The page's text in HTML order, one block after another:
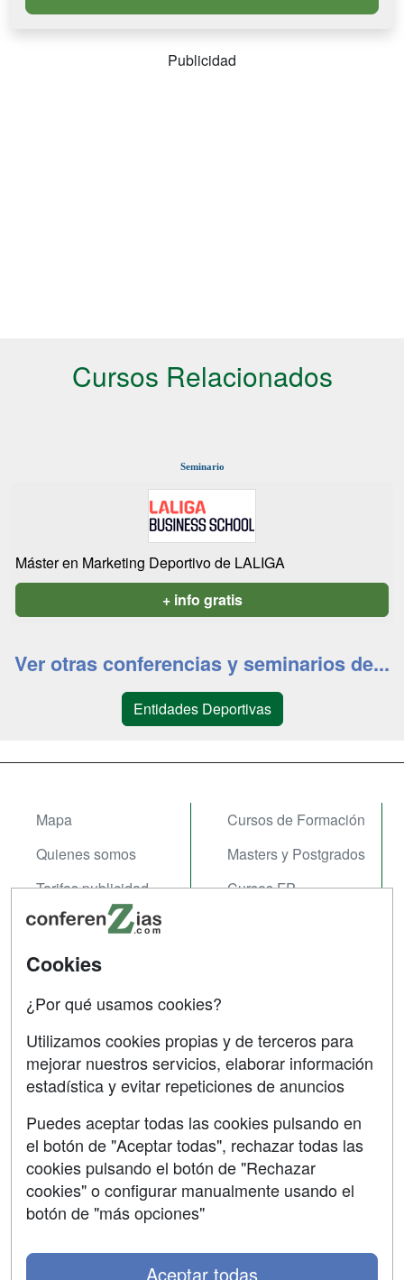
Publicidad
Cursos Relacionados
Seminario
Máster en Marketing Deportivo de LALIGA
+ info gratis
Ver otras conferencias y seminarios de...
Entidades Deportivas
Mapa
Quienes somos
Tarifas publicidad
Acceso Usuarios
Acceso Centros
Cursos de Formación
Masters y Postgrados
Cursos FP
Contactar
Confidencialidad
Aviso legal
Copyleft
Cookies
¿Por qué usamos cookies?
Utilizamos cookies propias y de terceros para
mejorar nuestros servicios, elaborar información
estadística y evitar repeticiones de anuncios
Puedes aceptar todas las cookies pulsando en
el botón de "Aceptar todas", rechazar todas las
cookies pulsando el botón de "Rechazar
cookies" o configurar manualmente usando el
botón de "más opciones"
Aceptar todas